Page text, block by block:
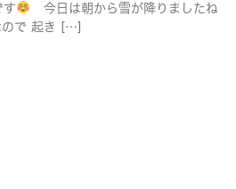
す
今日は朝から雪が降りましたね
ので 起き […]